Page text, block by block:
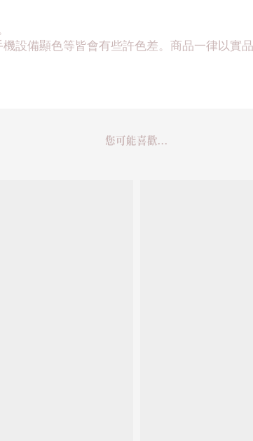
設備顯色等皆會有些許色差。商品一律以實品
您可能喜歡...